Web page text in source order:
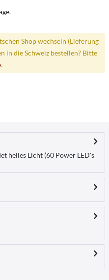
Shop wechseln (Lieferung
in die Schweiz bestellen? Bitte
.
helles Licht (60 Power LED's